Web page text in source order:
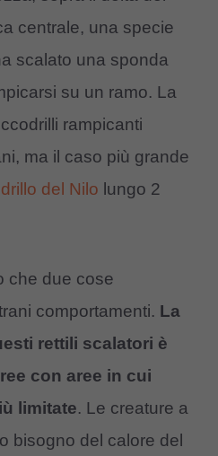
centrale, una specie
scalato una sponda
su un ramo. La
rampicanti
ma il caso più grande
del Nilo lungo 2
che due cose
comportamenti. La
rettili scalatori è
con aree in cui
limitate. Le creature a
bisogno del calore del